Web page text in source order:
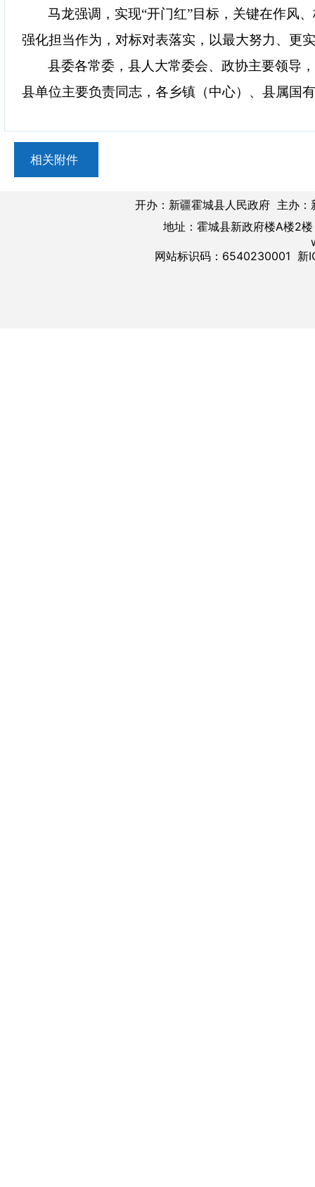
马龙强调，实现“开门红”目标，关键在作风
强化担当作为，对标对表落实，以最大努力、更
县委各常委，县人大常委会、政协主要领导
县单位主要负责同志，各乡镇（中心）、县属国
相关附件
开办：新疆霍城县人民政府 主办
地址：霍城县新政府楼A楼
网站标识码：6540230001 新